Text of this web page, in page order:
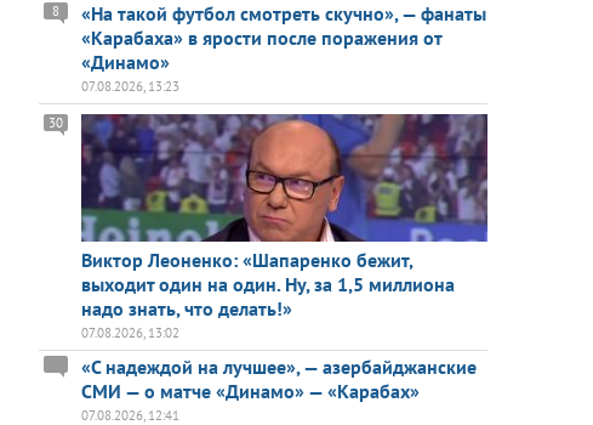
«На такой футбол смотреть скучно», — фанаты
«Карабаха» в ярости после поражения от
«Динамо»
8
07.08.2026, 13:23
Виктор Леоненко: «Шапаренко бежит,
выходит один на один. Ну, за 1,5 миллиона
надо знать, что делать!»
30
07.08.2026, 13:02
«С надеждой на лучшее», — азербайджанские
СМИ — о матче «Динамо» — «Карабах»
07.08.2026, 12:41